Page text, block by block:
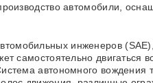
автомобили,
инженеров
самостоятельно
автономного вождения